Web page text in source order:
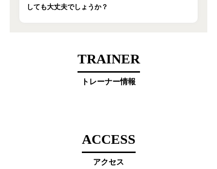
しても大丈夫でしょうか？
TRAINER
トレーナー情報
ACCESS
アクセス